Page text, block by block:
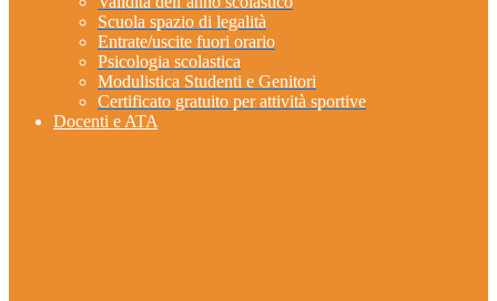
Scuola spazio di legalità
Entrate/uscite fuori orario
Psicologia scolastica
Modulistica Studenti e Genitori
Certificato gratuito per attività sportive
Docenti e ATA